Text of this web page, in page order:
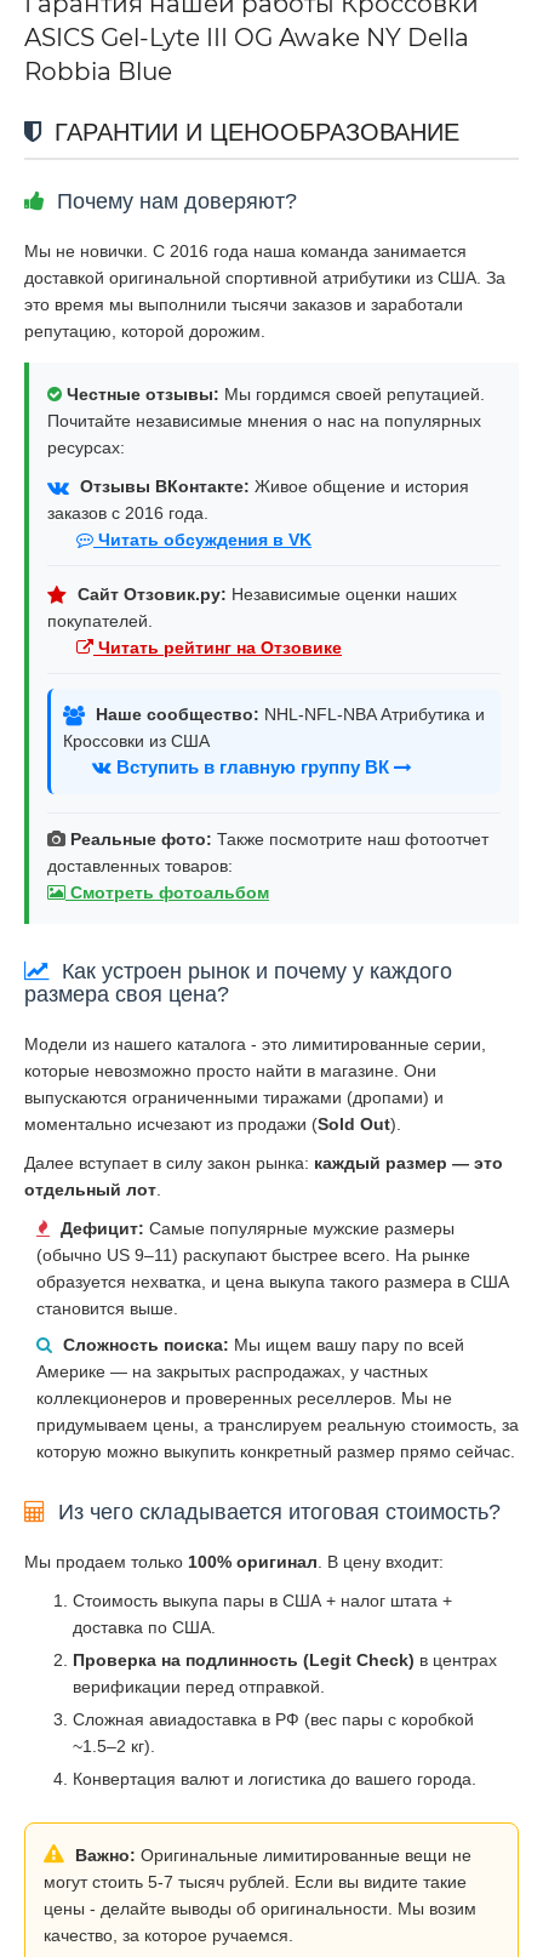
ASICS Gel-Lyte III OG Awake NY Della
Robbia Blue
ГАРАНТИИ И ЦЕНООБРАЗОВАНИЕ
Почему нам доверяют?
Мы не новички. С 2016 года наша команда занимается
доставкой оригинальной спортивной атрибутики из США. За
это время мы выполнили тысячи заказов и заработали
репутацию, которой дорожим.
Честные отзывы: Мы гордимся своей репутацией.
Почитайте независимые мнения о нас на популярных
ресурсах:
Отзывы ВКонтакте: Живое общение и история
заказов с 2016 года.
Читать обсуждения в VK
Сайт Отзовик.ру: Независимые оценки наших
покупателей.
Читать рейтинг на Отзовике
Наше сообщество: NHL-NFL-NBA Атрибутика и
Кроссовки из США
Вступить в главную группу ВК
Реальные фото: Также посмотрите наш фотоотчет
доставленных товаров:
Смотреть фотоальбом
Как устроен рынок и почему у каждого
размера своя цена?
Модели из нашего каталога - это лимитированные серии,
которые невозможно просто найти в магазине. Они
выпускаются ограниченными тиражами (дропами) и
моментально исчезают из продажи (Sold Out).
Далее вступает в силу закон рынка: каждый размер — это
отдельный лот
Дефицит: Самые популярные мужские размеры
(обычно US 9–11) раскупают быстрее всего. На рынке
образуется нехватка, и цена выкупа такого размера в США
становится выше.
Сложность поиска: Мы ищем вашу пару по всей
Америке — на закрытых распродажах, у частных
коллекционеров и проверенных реселлеров. Мы не
придумываем цены, а транслируем реальную стоимость, за
которую можно выкупить конкретный размер прямо сейчас.
Из чего складывается итоговая стоимость?
Мы продаем только 100% оригинал . В цену входит:
Стоимость выкупа пары в США + налог штата +
доставка по США.
Проверка на подлинность (Legit Check) в центрах
верификации перед отправкой.
Сложная авиадоставка в РФ (вес пары с коробкой
~1.5–2 кг).
Конвертация валют и логистика до вашего города.
Важно: Оригинальные лимитированные вещи не
могут стоить 5-7 тысяч рублей. Если вы видите такие
цены - делайте выводы об оригинальности. Мы возим
качество, за которое ручаемся.